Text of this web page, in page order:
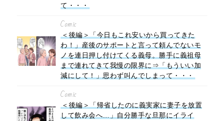
て・・・
Comic
＜後編＞「今日もこれ安いから買ってきた
わ！」産後のサポートと言って頼んでないモ
ノを連日押し付けてくる義母。勝手に義祖母
まで連れてきて我慢の限界に⇒「もういい加
減にして！」思わず叫んでしまって・・・
Comic
＜後編＞「帰省したのに義実家に妻子を放置
して飲み会へ…」自分勝手な旦那にイライ